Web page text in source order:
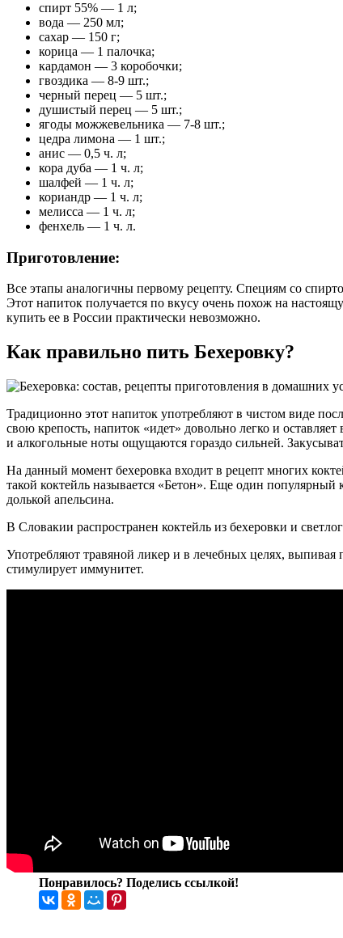
спирт 55% — 1 л;
вода — 250 мл;
сахар — 150 г;
корица — 1 палочка;
кардамон — 3 коробочки;
гвоздика — 8-9 шт.;
черный перец — 5 шт.;
душистый перец — 5 шт.;
ягоды можжевельника — 7-8 шт.;
цедра лимона — 1 шт.;
анис — 0,5 ч. л;
кора дуба — 1 ч. л;
шалфей — 1 ч. л;
кориандр — 1 ч. л;
мелисса — 1 ч. л;
фенхель — 1 ч. л.
Приготовление:
Все этапы аналогичны первому рецепту. Специям со
Этот напиток получается по вкусу очень похож на
купить ее в России практически невозможно.
Как правильно пить Бехеровку?
Традиционно этот напиток употребляют в чистом виде
свою крепость, напиток «идет» довольно легко и
и алкогольные ноты ощущаются гораздо сильней.
На данный момент бехеровка входит в рецепт многих
такой коктейль называется «Бетон». Еще один
долькой апельсина.
В Словакии распространен коктейль из бехеровки и
Употребляют травяной ликер и в лечебных целях, выпивая
стимулирует иммунитет.
Понравилось? Поделись ссылкой!